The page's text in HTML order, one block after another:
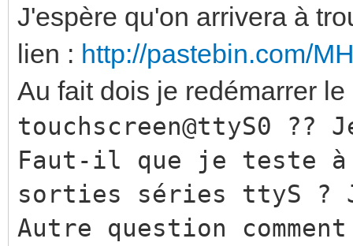
J'espère qu'on arrivera à
lien : http://pastebin.com/
Au fait dois je redémarrer
touchscreen@ttyS0 ??
Faut-il que je teste
sorties séries ttyS
Autre question